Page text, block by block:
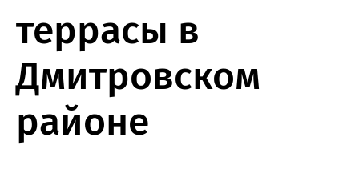
террасы в
Дмитровском
районе